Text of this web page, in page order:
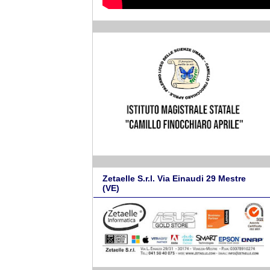
Zetaelle S.r.l. Via Einaudi 29 Mestre
(VE)